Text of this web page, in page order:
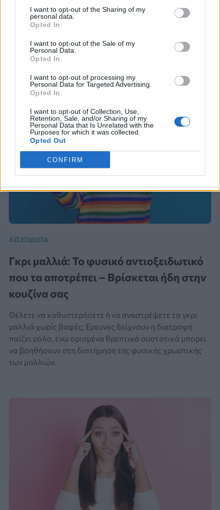
I want to opt-out of the Sharing of my
personal data.
Opted In
I want to opt-out of the Sale of my
Personal Data.
Opted In
I want to opt-out of processing my
Personal Data for Targeted Advertising.
Opted In
I want to opt-out of Collection, Use,
Retention, Sale, and/or Sharing of my
Personal Data that Is Unrelated with the
Purposes for which it was collected.
Opted Out
CONFIRM
μαλλιά χωρίς κόπο, ενώ άλλοι προσπαθούν αλλά
αποτυγχάνουν; Ειδικοί εξηγούν τα πάντα για τη
γενετική και τον κύκλο ζωής της τρίχας. Μάθετε πώς
μπορείτε κι εσείς να έχετε πλούσιο μαλλί που δεν
σπάει.
ΑΙΣΙΟΔΟΞΙΑ
Γκρι μαλλιά: Το φυσικό αντιοξειδωτικό
που τα αποτρέπει – Βρίσκεται ήδη στην
κουζίνα σας
Θέλετε να καθυστερήσετε ή να αναστρέψετε τα γκρι
μαλλιά χωρίς βαφές; Έρευνες δείχνουν η διατροφή
παίζει ρόλο, ενώ ορισμένα θρεπτικά συστατικά μπορεί
να βοηθήσουν στη διατήρηση της φυσικής χρωστικής
των μαλλιών.